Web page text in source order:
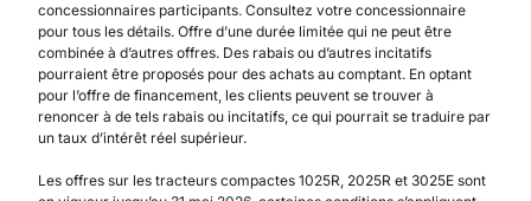
concessionnaires participants. Consultez votre concessionnaire
pour tous les détails. Offre d’une durée limitée qui ne peut être
combinée à d’autres offres. Des rabais ou d’autres incitatifs
pourraient être proposés pour des achats au comptant. En optant
pour l’offre de financement, les clients peuvent se trouver à
renoncer à de tels rabais ou incitatifs, ce qui pourrait se traduire par
un taux d’intérêt réel supérieur.
Les offres sur les tracteurs compactes 1025R, 2025R et 3025E sont